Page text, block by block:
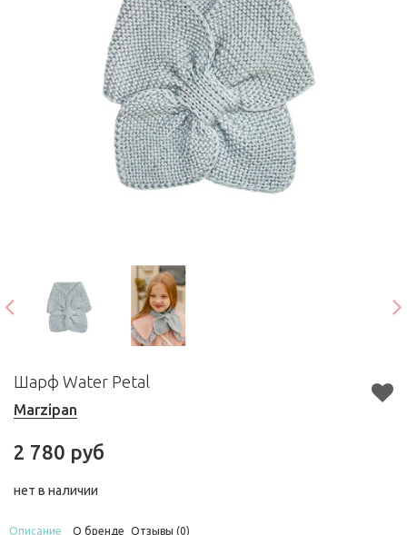
Шарф Water Petal
Marzipan
2 780 руб
нет в наличии
Описание О бренде Отзывы (0)